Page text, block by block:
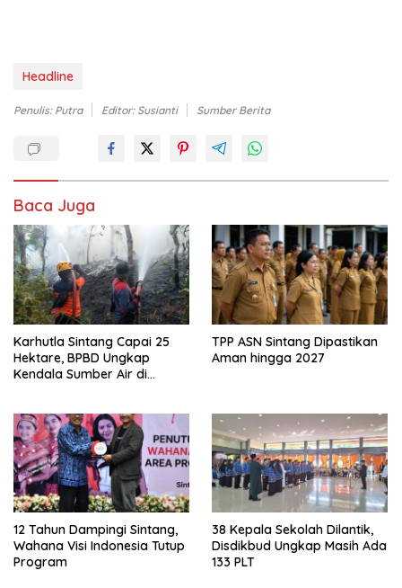
Headline
Penulis: Putra Editor: Susianti Sumber Berita
Baca Juga
Karhutla Sintang Capai 25
Hektare, BPBD Ungkap
Kendala Sumber Air di
TPP ASN Sintang Dipastikan
Aman hingga 2027
12 Tahun Dampingi Sintang,
Wahana Visi Indonesia Tutup
Program
38 Kepala Sekolah Dilantik,
Disdikbud Ungkap Masih Ada
133 PLT